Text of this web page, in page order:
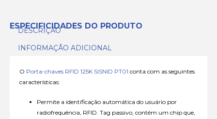
ESPECIFICIDADES DO PRODUTO
DESCRIÇÃO
INFORMAÇÃO ADICIONAL
O Porta-chaves RFID 125K SISNID PT01 conta com as seguintes
características:
Permite a identificação automática do usuário por
radiofrequência, RFID. Tag passivo, contém um chip que,